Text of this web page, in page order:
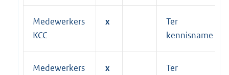
Medewerkers
KCC
x
Ter
kennisname
Medewerkers
x
Ter